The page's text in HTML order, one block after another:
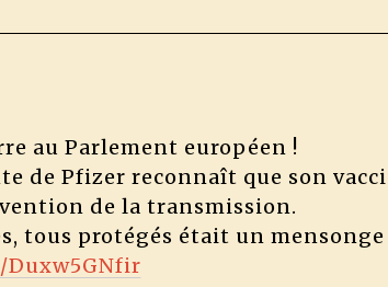
au Parlement européen !
de Pfizer reconnaît que son
de la transmission.
tous protégés était un mensonge